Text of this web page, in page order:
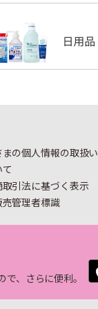
まの個人情報の取扱い
て
取引法に基づく表示
売管理者標識
、さらに便利。